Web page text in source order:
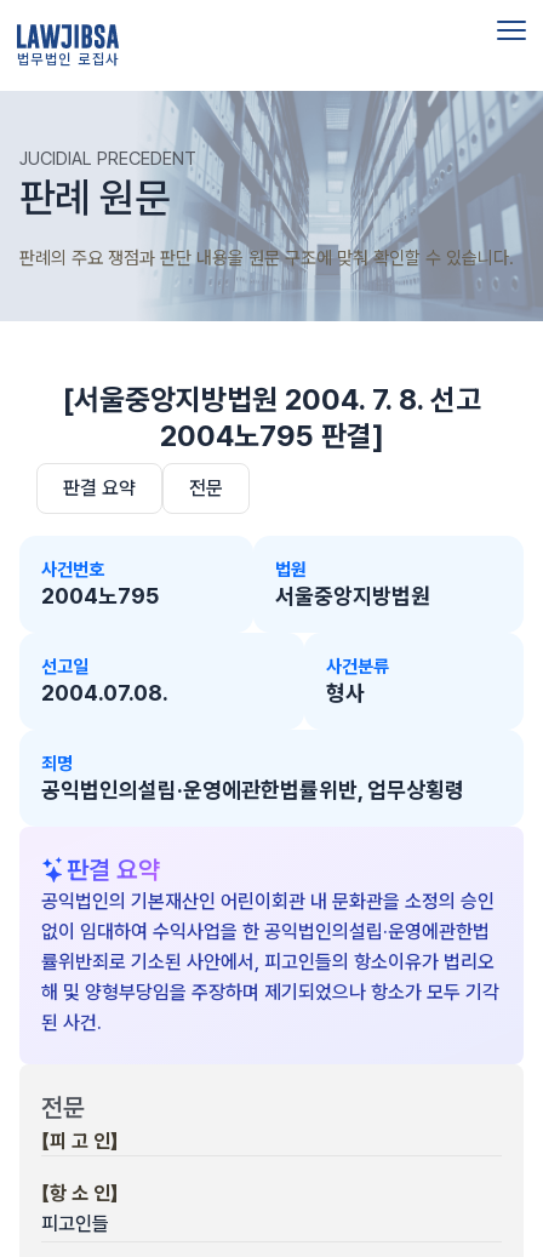
법무법인 로집사
JUCIDIAL PRECEDENT
판례 원문
판례의 주요 쟁점과 판단 내용을 원문 구조에 맞춰 확인할 수 있습니다.
[서울중앙지방법원 2004. 7. 8. 선고
2004노795 판결]
판결 요약 전문
사건번호
2004노795
법원
서울중앙지방법원
선고일
2004.07.08.
사건분류
형사
죄명
공익법인의설립·운영에관한법률위반, 업무상횡령
판결 요약
공익법인의 기본재산인 어린이회관 내 문화관을 소정의 승인
없이 임대하여 수익사업을 한 공익법인의설립·운영에관한법
률위반죄로 기소된 사안에서, 피고인들의 항소이유가 법리오
해 및 양형부당임을 주장하며 제기되었으나 항소가 모두 기각
된 사건.
전문
【피 고 인】
【항 소 인】
피고인들